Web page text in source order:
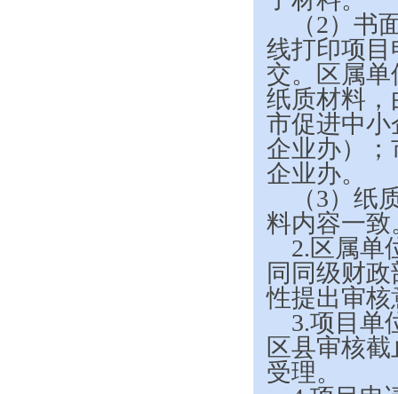
（2）
线打印项
交。区属
纸质材料
市促进中
企业办）
企业办。
（3）
料内容一致
2.区属单
同同级财
性提出审
3.项目单
区县审核
受理。